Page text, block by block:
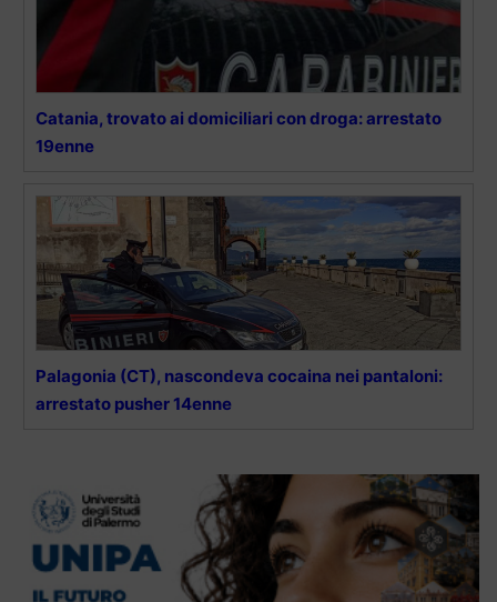
Catania, trovato ai domiciliari con droga: arrestato
19enne
Palagonia (CT), nascondeva cocaina nei pantaloni:
arrestato pusher 14enne